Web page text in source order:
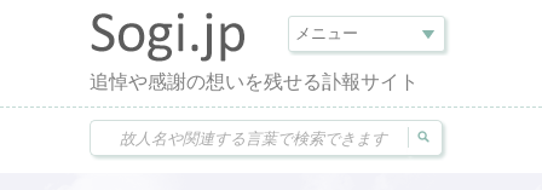
追悼や感謝の想いを残せる訃報サイト